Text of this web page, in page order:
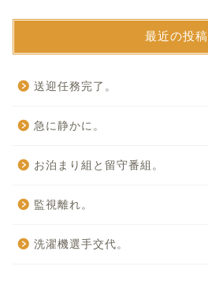
最近の投稿
送迎任務完了。
急に静かに。
お泊まり組と留守番組。
監視離れ。
洗濯機選手交代。